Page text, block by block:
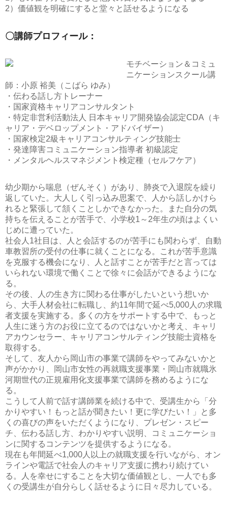
2）価値観を明確にすると堂々と話せるようになる
〇講師プロフィール：
モチベーション＆コミュ
ニケーションスクール講
師：小原 裕美（こばら ゆみ）
・伝わる話し方トレーナー
・国家資格キャリアコンサルタント
・特定非営利活動法人 日本キャリア開発協会認定CDA（キ
ャリア・デベロップメント・アドバイザー）
・国家検定2級キャリアコンサルティング技能士
・発達障害コミュニケーション指導者 初級認定
・メンタルヘルスマネジメント検定種（セルフケア）
幼少期から喘息（ぜんそく）があり、肺炎で入退院を繰り
返していた。大人しく引っ込み思案で、人から話しかけら
れると緊張して頷くことしかできなかった。また自分の気
持ちを伝えることが苦手で、小学校1～2年生の頃はよくい
じめに遭っていた。
社会人1社目は、人と会話するのが苦手にも関わらず、自動
車教習所の受付の仕事に就くことになる。これが苦手意識
を克服する機会になり、人と話すことが苦手だと言っては
いられない環境で働くことで徐々に会話ができるようにな
る。
その後、人の生き方に関わる仕事がしたいという想いか
ら、大手人材会社に転職し、約11年間で延べ5,000人の求職
者支援を実施する。多くの方をサポートする中で、もっと
人生に迷う方のお役に立てるのではないかと考え、キャリ
アカウンセラー、キャリアコンサルティング技能士資格を
取得する。
そして、友人から岡山市の事業で講師をやってみないかと
声がかかり、岡山市女性の再就職支援事業・岡山市就職氷
河期世代の正規雇用化支援事業で講師を務めるようにな
る。
こうして人前で話す講師業を続ける中で、受講生から「分
かりやすい！もっと話が聞きたい！更に学びたい！」と多
くの喜びの声をいただくようになり、プレゼン・スピー
チ、伝わる話し方、わかりやすい説明、コミュニケーショ
ンに関するコンテンツを提供するようになる。
現在も年間延べ1,000人以上の就職支援を行いながら、オン
ラインや電話で社会人のキャリア支援に携わり続けてい
る。人を幸せにすることを大切な価値観とし、一人でも多
くの受講生が自分らしく話せるように日々尽力している。